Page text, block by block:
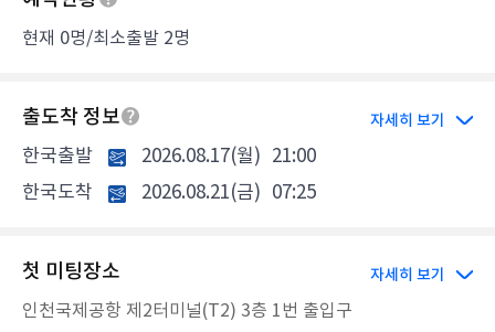
현재 0명/최소출발 2명
출도착 정보 자세히 보기
한국출발 2026.08.17(월) 21:00
한국도착
2026.08.21(금) 07:25
첫 미팅장소 자세히 보기
인천국제공항 제2터미널(T2) 3층 1번 출입구